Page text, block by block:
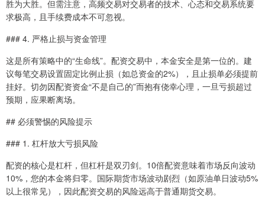
胜为大胜。但需注意，高频交易对交易者的技术、心态和交易系统要
求极高，且手续费成本不可忽视。
### 4. 严格止损与资金管理
这是所有策略中的“生命线”。配资交易中，本金安全是第一位的。建
议每笔交易设置固定比例止损（如总资金的2%），且止损单必须提前
挂好。切勿因配资资金“不是自己的”而抱有侥幸心理，一旦亏损超过
预期，应果断离场。
## 必须警惕的风险提示
### 1. 杠杆放大亏损风险
配资的核心是杠杆，但杠杆是双刃剑。10倍配资意味着市场反向波动
10%，您的本金将归零。国际期货市场波动剧烈（如原油单日波动5%
以上很常见），因此配资交易的风险远高于普通期货交易。